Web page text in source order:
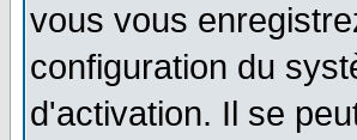
vous vous
configuration du
d'activation. Il se